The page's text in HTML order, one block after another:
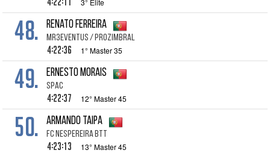
3° Elite
48. Renato Ferreira
MR3EVENTUS / PROZIMBRAL
4:22:36 1° Master 35
49. Ernesto Morais
SPAC
4:22:37 12° Master 45
50. Armando Taipa
FC Nespereira BTT
4:23:13 13° Master 45